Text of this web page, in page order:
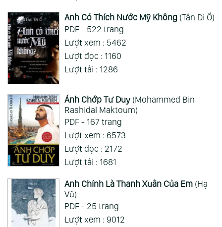
Anh Có Thích Nước Mỹ Không(Tân Di Ổ)
PDF - 522 trang
Lượt xem : 5462
Lượt đọc : 1160
Lượt tải : 1286
Ánh Chớp Tư Duy(Mohammed Bin
Rashidal Maktoum)
PDF - 167 trang
Lượt xem : 6573
Lượt đọc : 2172
Lượt tải : 1681
Anh Chính Là Thanh Xuân Của Em(Hạ
Vũ)
PDF - 25 trang
Lượt xem : 9012